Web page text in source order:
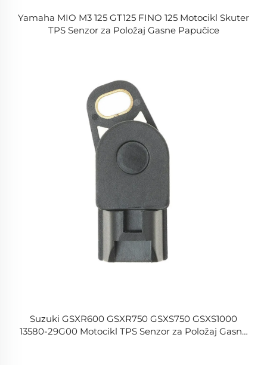
Yamaha MIO M3 125 GT125 FINO 125 Motocikl Skuter
TPS Senzor za Položaj Gasne Papučice
Suzuki GSXR600 GSXR750 GSXS750 GSXS1000
13580-29G00 Motocikl TPS Senzor za Položaj Gasne